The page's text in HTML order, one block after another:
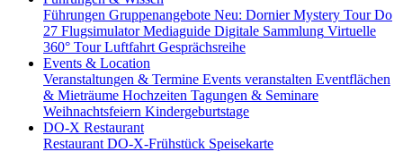
Führungen Gruppenangebote Neu: Dornier Mystery Tour Do
27 Flugsimulator Mediaguide Digitale Sammlung Virtuelle
360° Tour Luftfahrt Gesprächsreihe
Events & Location
Veranstaltungen & Termine Events veranstalten Eventflächen
& Mieträume Hochzeiten Tagungen & Seminare
Weihnachtsfeiern Kindergeburtstage
DO-X Restaurant
Restaurant DO-X-Frühstück Speisekarte